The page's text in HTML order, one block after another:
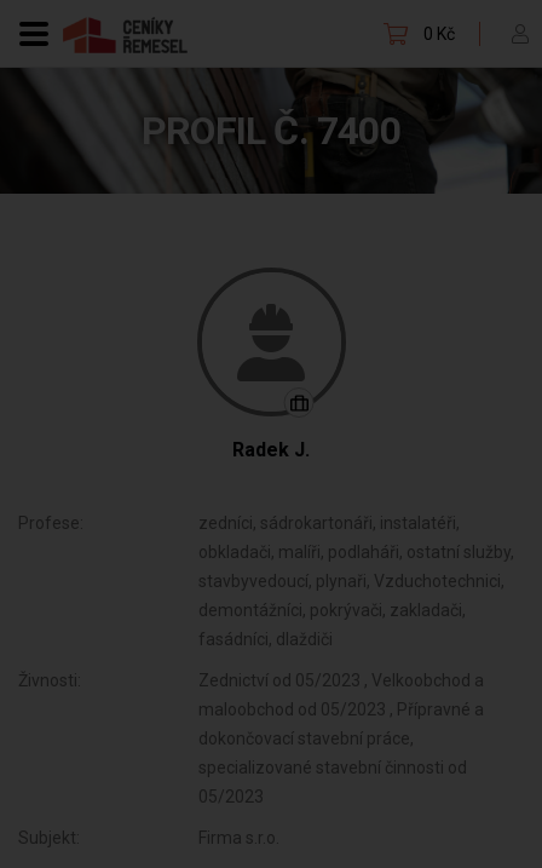
0 Kč
PROFIL Č. 7400
Radek J.
Profese:
zedníci, sádrokartonáři, instalatéři,
obkladači, malíři, podlaháři, ostatní služby,
stavbyvedoucí, plynaři, Vzduchotechnici,
demontážníci, pokrývači, zakladači,
fasádníci, dlaždiči
Živnosti:
Zednictví od 05/2023 , Velkoobchod a
maloobchod od 05/2023 , Přípravné a
dokončovací stavební práce,
specializované stavební činnosti od
05/2023
Subjekt: Firma s.r.o.